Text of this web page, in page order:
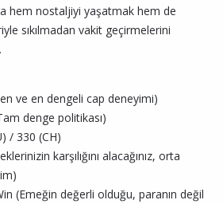
hem nostaljiyi yaşatmak hem de
sıkılmadan vakit geçirmelerini
ve en dengeli cap deneyimi)
denge politikası)
/ 330 (CH)
karşılığını alacağınız, orta
(Emeğin değerli olduğu, paranın değil